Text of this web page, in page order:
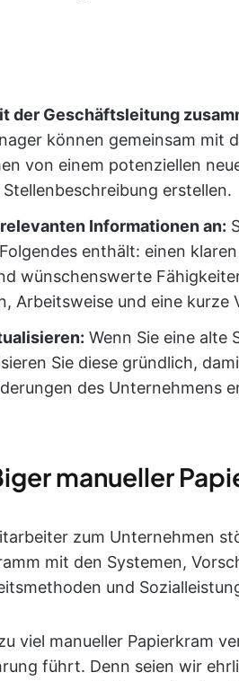
der Geschäftsleitung
können gemeinsam mit
von einem potenziellen
erstellen.
Informationen an:
enthält: einen
wünschenswerte
Arbeitsweise und eine kurze
Wenn Sie eine alte
Sie diese gründlich,
des Unternehmens
manueller
zum Unternehmen
mit den Systemen,
und
viel manueller Papierkram
führt. Denn seien wir